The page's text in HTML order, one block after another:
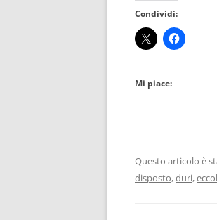
Condividi:
Mi piace:
Questo articolo è
disposto,duri,